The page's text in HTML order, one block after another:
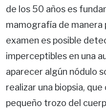
de los 50 años es
mamografía de manera
examen es posible
imperceptibles en una
aparecer algún nódulo
realizar una biopsia,
pequeño trozo del